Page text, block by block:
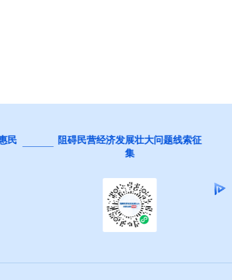
阻碍民营经济发展壮大问题线索征